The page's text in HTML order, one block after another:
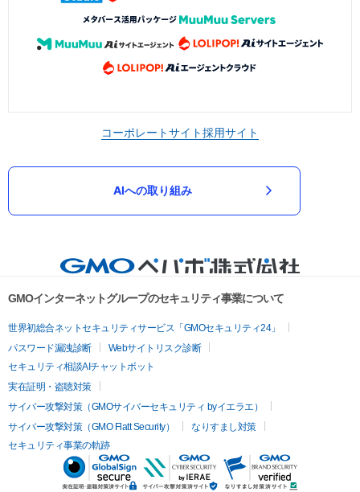
コーポレートサイト採用サイト
AIへの取り組み
GMOインターネットグループのセキュリティ事業について
世界初総合ネットセキュリティサービス「GMOセキュリティ24」
パスワード漏洩診断
Webサイトリスク診断
セキュリティ相談AIチャットボット
実在証明・盗聴対策
サイバー攻撃対策（GMOサイバーセキュリティ byイエラエ）
サイバー攻撃対策（GMO Flatt Security）
なりすまし対策
セキュリティ事業の軌跡